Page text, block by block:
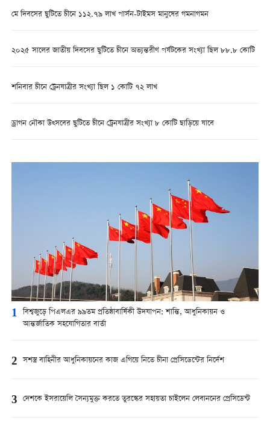
মে দিবসের ছুটিতে চীনে ১১২.৭৯ লাখ পার্সন-টাইমস মানুষের গমনাগমন
২০২৫ সালের জাতীয় দিবসের ছুটিতে চীনে অভ্যন্তরীণ পর্যটকের সংখ্যা ছিল ৮৮.৮ কোটি
শনিবার চীনে ট্রেনযাত্রীর সংখ্যা ছিল ১ কোটি ৭২ লাখ
ড্রাগন নৌকা উত্সবের ছুটিতে চীনে ট্রেনযাত্রীর সংখ্যা ৮ কোটি ছাড়িয়ে যাবে
1 বিশ্বজুড়ে পিএলএর ৯৯তম প্রতিষ্ঠাবার্ষিকী উদযাপন: শান্তি, আধুনিকায়ন ও
আন্তর্জাতিক সহযোগিতার বার্তা
2 সশস্ত্র বাহিনীর আধুনিকায়নের কাজ এগিয়ে নিতে চীনা প্রেসিডেন্টের নির্দেশ
3 দেশকে ইসরায়েলি সৈন্যমুক্ত করতে তুরস্কের সহায়তা চাইলেন লেবাননের প্রেসিডেন্ট